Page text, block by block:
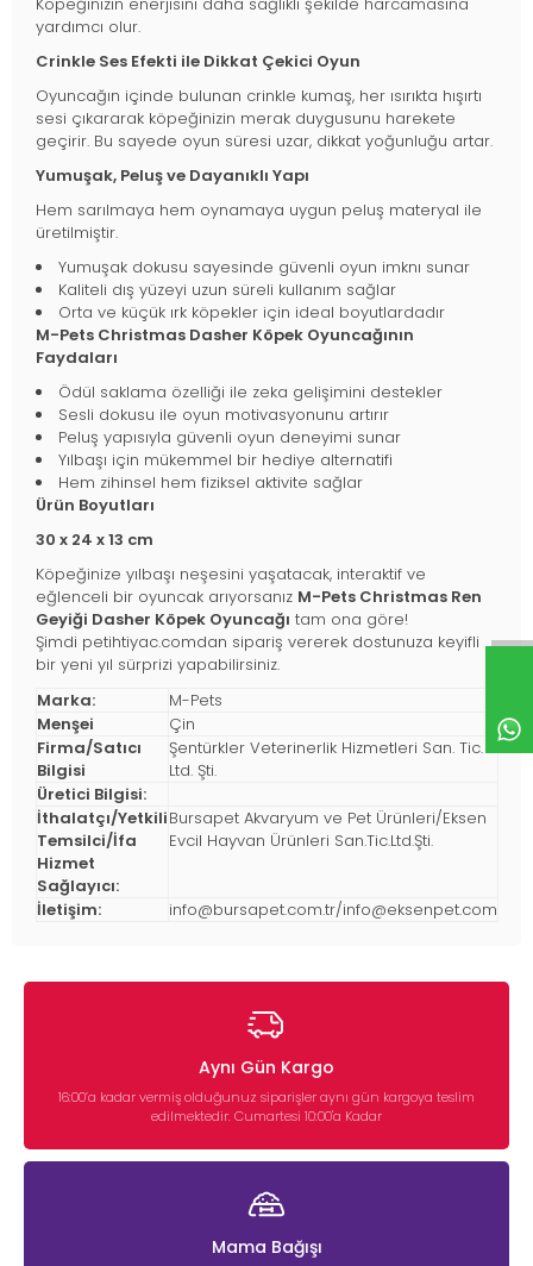
Köpeğinizin enerjisini daha sağlıklı şekilde harcamasına
yardımcı olur.
Crinkle Ses Efekti ile Dikkat Çekici Oyun
Oyuncağın içinde bulunan crinkle kumaş, her ısırıkta hışırtı
sesi çıkararak köpeğinizin merak duygusunu harekete
geçirir. Bu sayede oyun süresi uzar, dikkat yoğunluğu artar.
Yumuşak, Peluş ve Dayanıklı Yapı
Hem sarılmaya hem oynamaya uygun peluş materyal ile
üretilmiştir.
Yumuşak dokusu sayesinde güvenli oyun imknı sunar
Kaliteli dış yüzeyi uzun süreli kullanım sağlar
Orta ve küçük ırk köpekler için ideal boyutlardadır
M-Pets Christmas Dasher Köpek Oyuncağının
Faydaları
Ödül saklama özelliği ile zeka gelişimini destekler
Sesli dokusu ile oyun motivasyonunu artırır
Peluş yapısıyla güvenli oyun deneyimi sunar
Yılbaşı için mükemmel bir hediye alternatifi
Hem zihinsel hem fiziksel aktivite sağlar
Ürün Boyutları
30 x 24 x 13 cm
Köpeğinize yılbaşı neşesini yaşatacak, interaktif ve
eğlenceli bir oyuncak arıyorsanız M-Pets Christmas Ren
Geyiği Dasher Köpek Oyuncağı tam ona göre!
Şimdi petihtiyac.comdan sipariş vererek dostunuza keyifli
bir yeni yıl sürprizi yapabilirsiniz.
Marka:
M-Pets
Menşei
Çin
Firma/Satıcı
Bilgisi
Şentürkler Veterinerlik Hizmetleri San. Tic.
Ltd. Şti.
Üretici Bilgisi:
İthalatçı/Yetkili
Temsilci/İfa
Hizmet
Sağlayıcı:
Bursapet Akvaryum ve Pet Ürünleri/Eksen
Evcil Hayvan Ürünleri San.Tic.Ltd.Şti.
İletişim: info@bursapet.com.tr/info@eksenpet.com
Aynı Gün Kargo
16:00’a kadar vermiş olduğunuz siparişler aynı gün kargoya teslim
edilmektedir. Cumartesi 10:00'a Kadar
Mama Bağışı